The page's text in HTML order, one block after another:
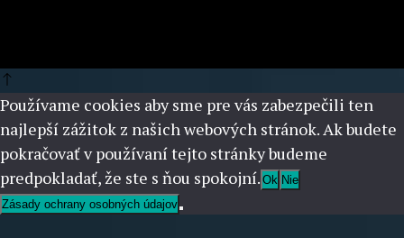
Používame cookies aby sme pre vás zabezpečili ten
najlepší zážitok z našich webových stránok. Ak budete
pokračovať v používaní tejto stránky budeme
predpokladať, že ste s ňou spokojní. Ok Nie
Zásady ochrany osobných údajov